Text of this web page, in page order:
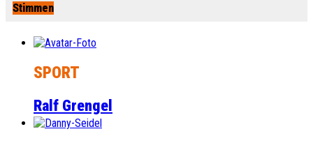
Stimmen
SPORT
Ralf Grengel